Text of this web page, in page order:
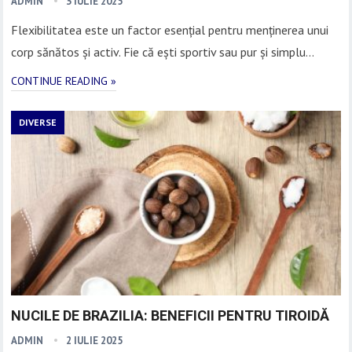
Flexibilitatea este un factor esențial pentru menținerea unui
corp sănătos și activ. Fie că ești sportiv sau pur și simplu…
CONTINUE READING »
DIVERSE
NUCILE DE BRAZILIA: BENEFICII PENTRU TIROIDĂ
ADMIN 2 IULIE 2025